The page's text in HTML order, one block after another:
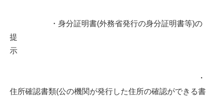
・身分証明書(外務省発行の身分証明書等)の
提
示
・
住所確認書類(公の機関が発行した住所の確認ができる書